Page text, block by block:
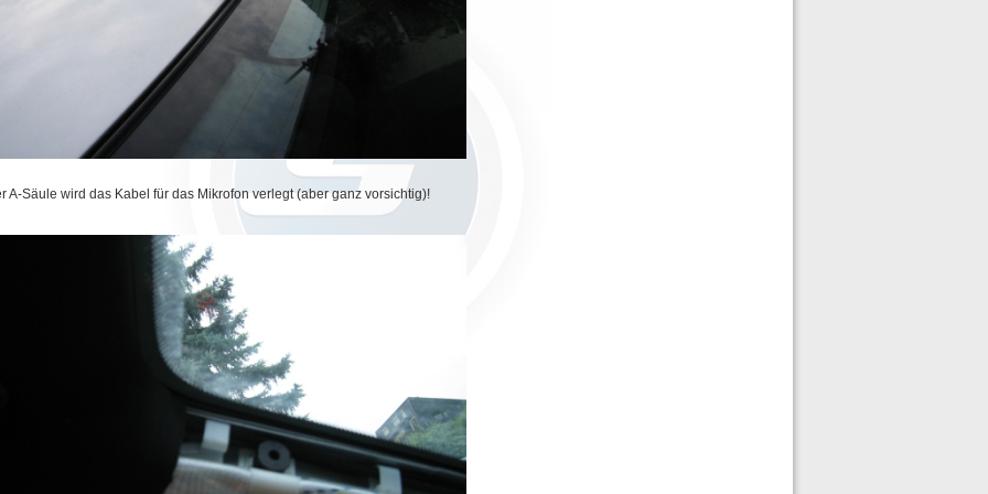
A-Säule wird das Kabel für das Mikrofon verlegt (aber ganz vorsichtig)!